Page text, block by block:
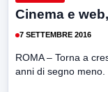
Cinema e
7 SETTEMBRE 2016
ROMA – Torna a
anni di segno meno.